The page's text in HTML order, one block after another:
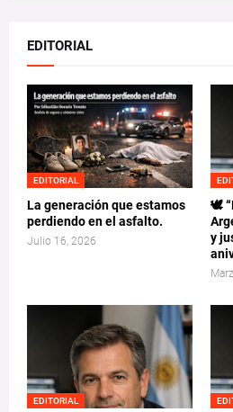
EDITORIAL
EDITORIAL
La generación que estamos
perdiendo en el asfalto.
Julio 16, 2026
🕊️
y
EDITORIAL